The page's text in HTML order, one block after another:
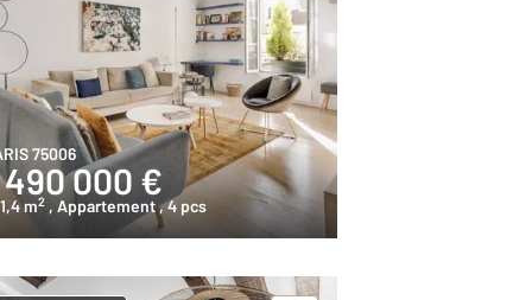
75006
490 000 €
m2 , Appartement, 4 pcs